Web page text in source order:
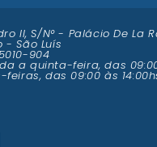
II, S/N° - Palácio De La
- São Luís
904
a quinta-feira, das
feiras, das 09:00 às